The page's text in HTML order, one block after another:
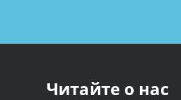
Читайте о нас